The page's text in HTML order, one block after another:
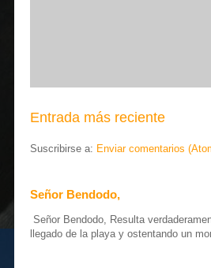
Entrada más reciente
Suscribirse a: Enviar comentarios
Señor Bendodo,
Señor Bendodo, Resulta
llegado de la playa y ostentando un